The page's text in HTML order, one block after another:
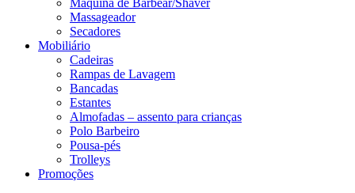
Máquina de Barbear/Shaver
Massageador
Secadores
Mobiliário
Cadeiras
Rampas de Lavagem
Bancadas
Estantes
Almofadas – assento para crianças
Polo Barbeiro
Pousa-pés
Trolleys
Promoções